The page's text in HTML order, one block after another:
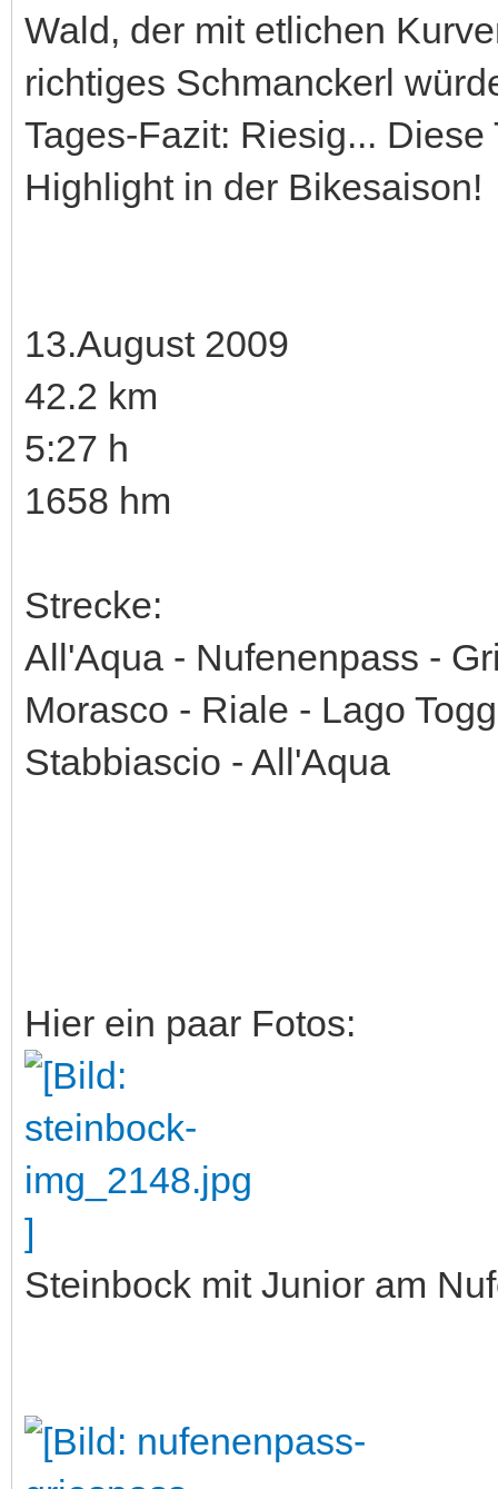
Wald, der mit etlichen
richtiges Schmanckerl
Tages-Fazit: Riesig...
Highlight in der Bikesaison!
13.August 2009
42.2 km
5:27 h
1658 hm
Strecke:
All'Aqua - Nufenenpass -
Morasco - Riale - Lago
Stabbiascio - All'Aqua
Hier ein paar Fotos:
Steinbock mit Junior am